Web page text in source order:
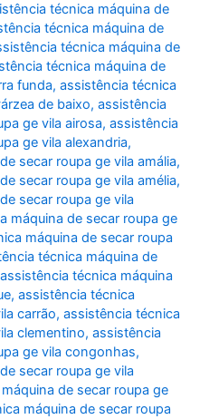
técnica máquina de
técnica máquina de
técnica máquina de
técnica máquina de
funda,assistência técnica
de baixo,assistência
ge vila airosa,assistência
ge vila alexandria,
secar roupa ge vila amália,
secar roupa ge vila amélia,
secar roupa ge vila
máquina de secar roupa ge
máquina de secar roupa
técnica máquina de
assistência técnica máquina
,assistência técnica
carrão,assistência técnica
clementino,assistência
ge vila congonhas,
secar roupa ge vila
de secar roupa ge
máquina de secar roupa